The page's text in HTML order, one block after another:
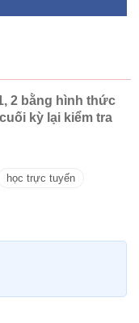
2 bằng hình thức
kỳ lại kiểm tra
học trực tuyến